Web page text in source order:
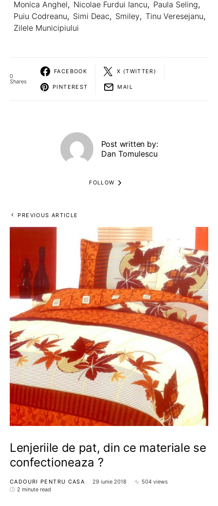
Monica Anghel, Nicolae Furdui Iancu, Paula Seling,
Puiu Codreanu, Simi Deac, Smiley, Tinu Veresejanu,
Zilele Municipiului
0
Shares
FACEBOOK X (TWITTER)
PINTEREST MAIL
Post written by:
Dan Tomulescu
FOLLOW
PREVIOUS ARTICLE
Lenjeriile de pat, din ce materiale se
confectioneaza ?
CADOURI PENTRU CASA 29 iunie 2018
504 views
2 minute read